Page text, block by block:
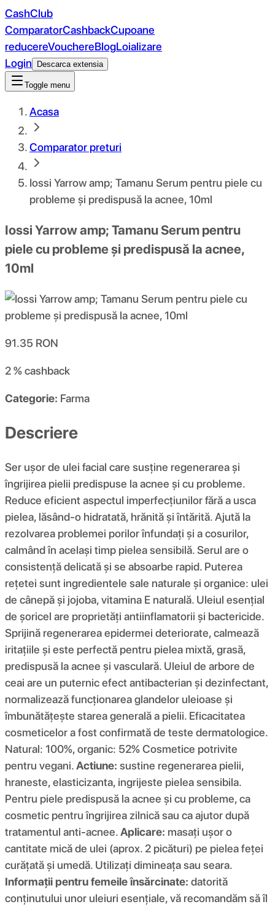
CashClub
ComparatorCashbackCupoane
reducereVouchereBlogLoializare
Login
Descarca extensia
Toggle menu
Acasa
Comparator preturi
Iossi Yarrow amp; Tamanu Serum pentru piele cu
probleme și predispusă la acnee, 10ml
Iossi Yarrow amp; Tamanu Serum pentru
piele cu probleme și predispusă la acnee,
10ml
91.35 RON
2 %cashback
Categorie: Farma
Descriere
Ser ușor de ulei facial care susține regenerarea și
îngrijirea pielii predispuse la acnee și cu probleme.
Reduce eficient aspectul imperfecțiunilor fără a usca
pielea, lăsând-o hidratată, hrănită și întărită. Ajută la
rezolvarea problemei porilor înfundați și a cosurilor,
calmând în același timp pielea sensibilă. Serul are o
consistență delicată și se absoarbe rapid. Puterea
rețetei sunt ingredientele sale naturale și organice: ulei
de cânepă și jojoba, vitamina E naturală. Uleiul esențial
de șoricel are proprietăți antiinflamatorii și bactericide.
Sprijină regenerarea epidermei deteriorate, calmează
iritațiile și este perfectă pentru pielea mixtă, grasă,
predispusă la acnee și vasculară. Uleiul de arbore de
ceai are un puternic efect antibacterian și dezinfectant,
normalizează funcționarea glandelor uleioase și
îmbunătățește starea generală a pielii. Eficacitatea
cosmeticelor a fost confirmată de teste dermatologice.
Natural: 100%, organic: 52% Cosmetice potrivite
pentru vegani.Actiune: sustine regenerarea pielii,
hraneste, elasticizanta, ingrijeste pielea sensibila.
Pentru piele predispusă la acnee și cu probleme, ca
cosmetic pentru îngrijirea zilnică sau ca ajutor după
tratamentul anti-acnee.Aplicare: masați ușor o
cantitate mică de ulei (aprox. 2 picături) pe pielea feței
curățată și umedă. Utilizați dimineața sau seara.
Informații pentru femeile însărcinate: datorită
conținutului unor uleiuri esențiale, vă recomandăm să îl